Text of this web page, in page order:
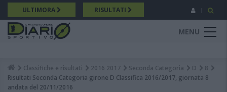
Salta
al
contenuto
principale
ULTIMORA RISULTATI
MENU
Breadcrumb
Classifiche e risultati 2016 2017 Seconda Categoria D
8
Risultati Seconda Categoria girone D Classifica 2016/2017, giornata 8
andata del 20/11/2016